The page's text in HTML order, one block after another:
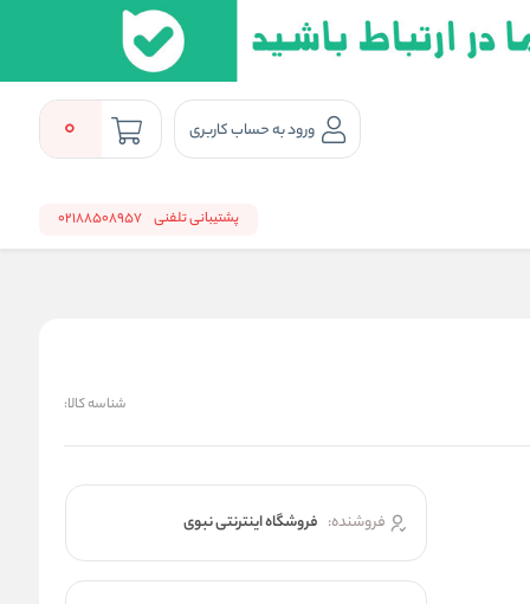
ورود به حساب کاربری 0
پشتیبانی تلفنی 02188508957
شناسه کالا:
فروشنده: فروشگاه اینترنتی نبوی